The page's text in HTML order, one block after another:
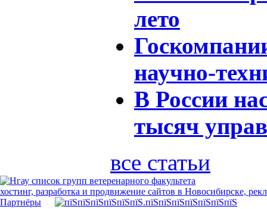
лето
научно-
В России
тысяч
все статьи
хостинг, разработка и продвижение сайтов в Новосибирске,
Партнёры